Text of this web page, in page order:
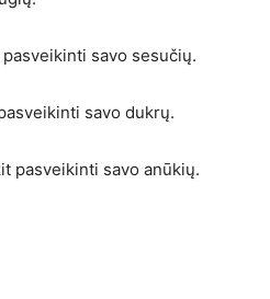
savo sesučių.
savo dukrų.
pasveikinti savo anūkių.